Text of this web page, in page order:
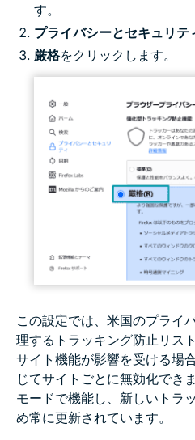
す。
プライバシーとセキュリテ
厳格をクリックします。
この設定では、米国のプライ
理するトラッキング防止リス
サイト機能が影響を受ける場
じてサイトごとに無効化でき
モードで機能し、新しいトラ
め常に更新されています。